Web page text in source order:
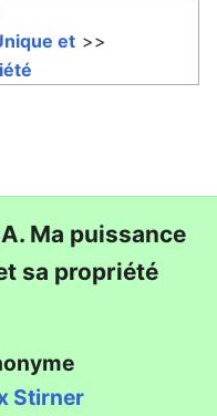
et >>
Ma puissance
sa propriété
Stirner